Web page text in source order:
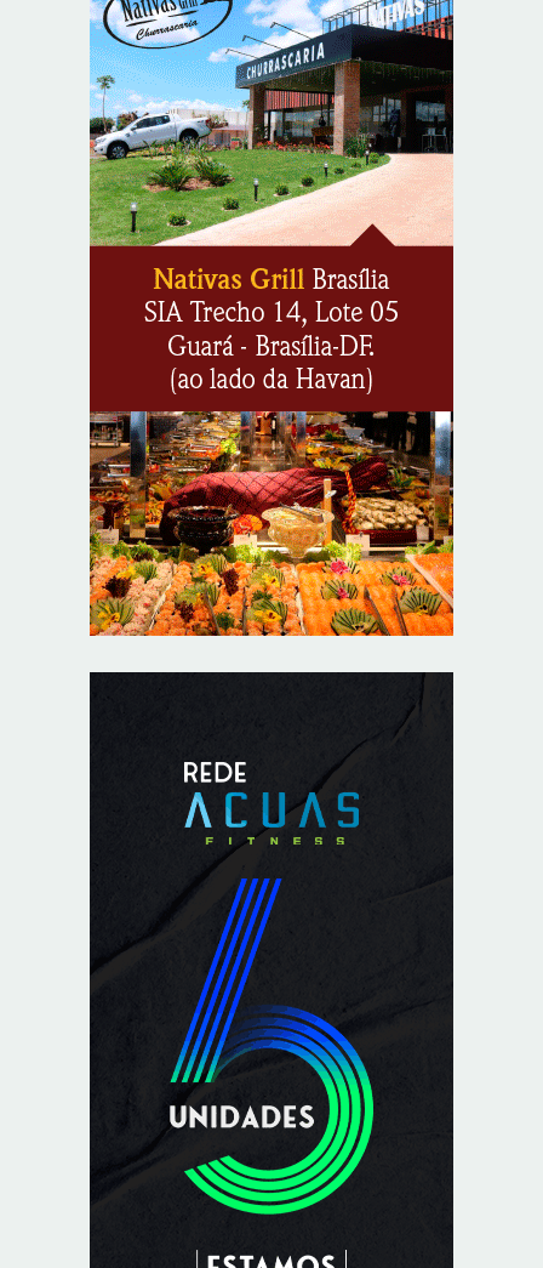
Lactário do Hospital de Base garante alimentação
segura e personalizada aos pacientes
Supermercados transformam o Wi-Fi em ferramenta
estratégica para fidelizar clientes
CIEE e Tribunal Regional Federal da 1ª Região - TRF
abrem processo seletivo para o Programa de Estágio
“Você sabe com quem está falando?”: A corrupção
sistêmica nos órgãos públicos
Jardim Botânico: MPDFT ajuíza ação contra obras em
sítio arqueológico pré-histórico
Provedores de internet transformam o Wi-Fi em
ferramenta de fidelização e novas receitas
Autoridades celebram legado de Augusto Nardes em
jantar em Brasília
Unidade oferece atendimento especializado a crianças
e adolescentes vítimas de violência sexual no DF
Planaltina terá reforço de ônibus para a 6ª Feira
Endereços em Planaltina terão o fornecimento de
energia interrompido nesta quinta-feira (6)
Lactário do Hospital de Base garante alimentação
segura e personalizada aos pacientes